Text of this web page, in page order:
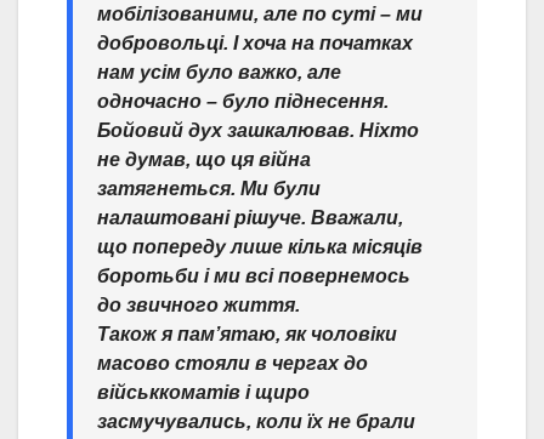
мобілізованими, але по суті – ми
добровольці. І хоча на початках
нам усім було важко, але
одночасно – було піднесення.
Бойовий дух зашкалював. Ніхто
не думав, що ця війна
затягнеться. Ми були
налаштовані рішуче. Вважали,
що попереду лише кілька місяців
боротьби і ми всі повернемось
до звичного життя.
Також я пам’ятаю, як чоловіки
масово стояли в чергах до
військкоматів і щиро
засмучувались, коли їх не брали